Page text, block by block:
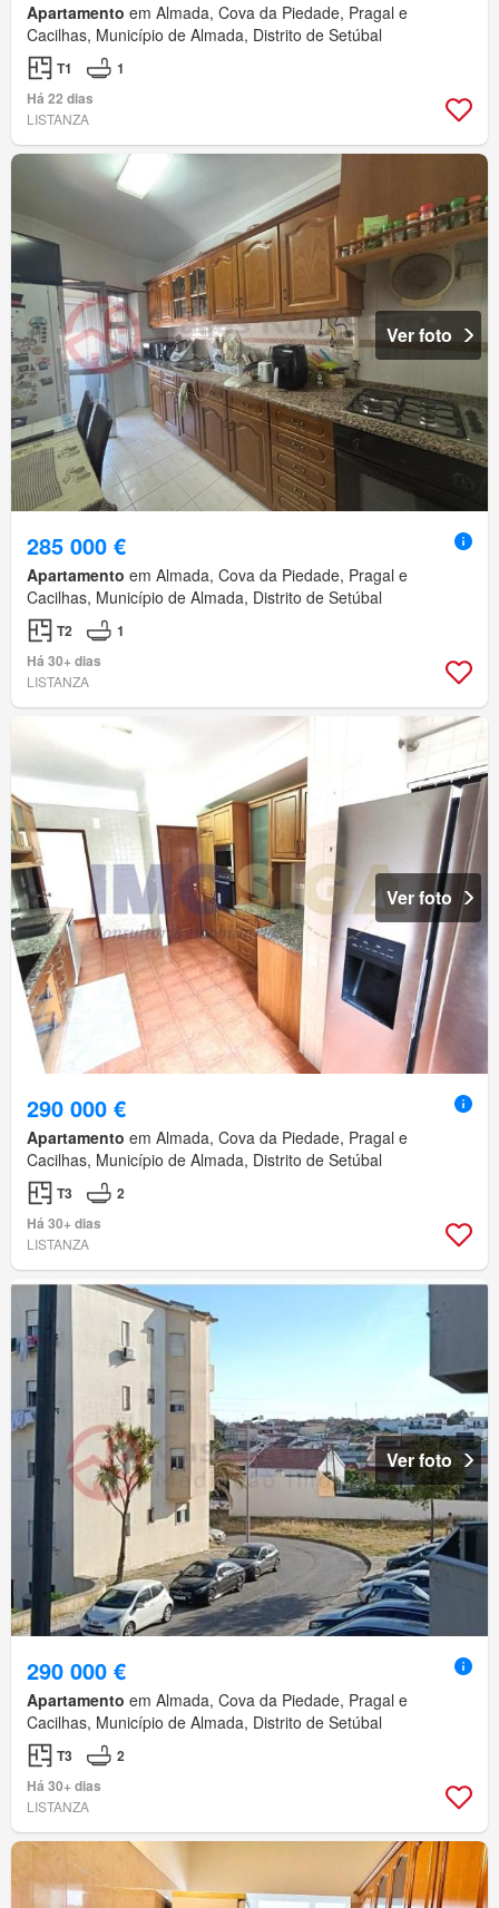
Apartamento em Almada, Cova da Piedade, Pragal e
Cacilhas, Município de Almada, Distrito de Setúbal
T1
1
Há 22 dias
LISTANZA
Ver foto
285 000 €
Apartamento em Almada, Cova da Piedade, Pragal e
Cacilhas, Município de Almada, Distrito de Setúbal
T2
1
Há 30+ dias
LISTANZA
Ver foto
290 000 €
Apartamento em Almada, Cova da Piedade, Pragal e
Cacilhas, Município de Almada, Distrito de Setúbal
T3
2
Há 30+ dias
LISTANZA
Ver foto
290 000 €
Apartamento em Almada, Cova da Piedade, Pragal e
Cacilhas, Município de Almada, Distrito de Setúbal
T3
2
Há 30+ dias
LISTANZA